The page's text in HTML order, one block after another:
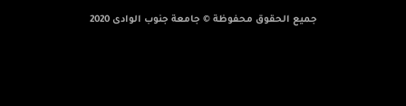
جميع الحقوق محفوظة © جامعة جنوب الوادى 2020